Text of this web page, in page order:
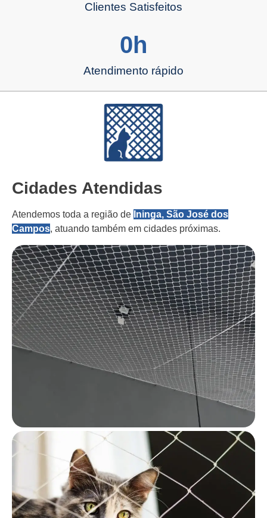
Clientes Satisfeitos
Atendimento rápido
0 h
Cidades Atendidas
Atendemos toda a região de Ininga, São José dos
Campos, atuando também em cidades próximas.